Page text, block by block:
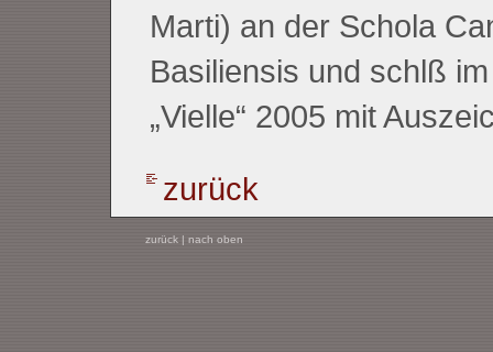
Marti) an der Schola
Basiliensis und schlß
„Vielle“ 2005 mit
zurück
zurück| nach oben